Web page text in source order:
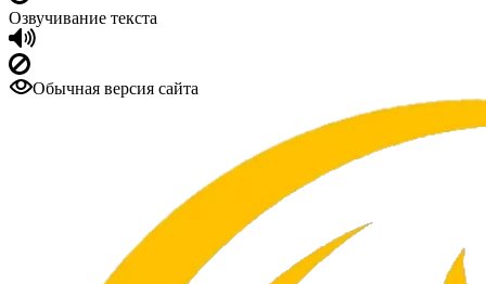
Озвучивание текста
Обычная версия сайта